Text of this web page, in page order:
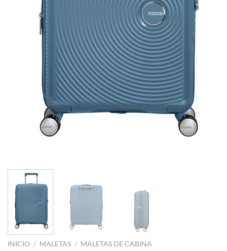
INICIO / MALETAS / MALETAS DE CABINA